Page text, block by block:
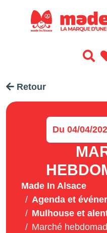
Retour
Du 04/04/
Made In Alsace
Agenda et
Mulhouse et
Marché